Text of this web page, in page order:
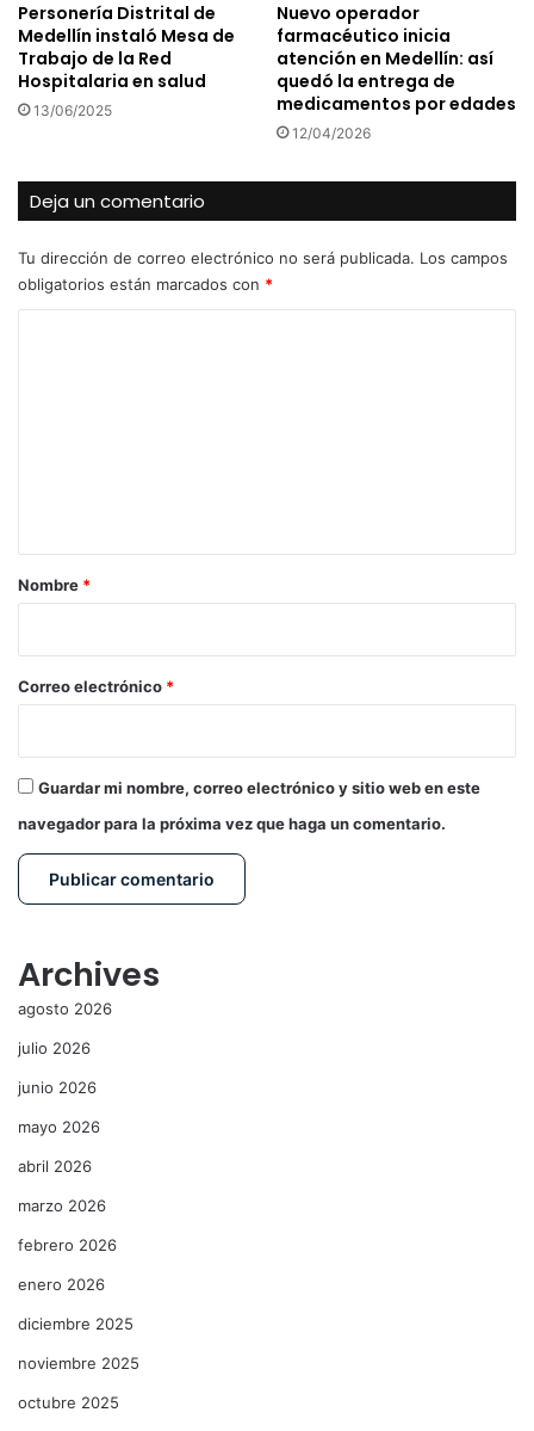
Personería Distrital de
Medellín instaló Mesa de
Trabajo de la Red
Hospitalaria en salud
13/06/2025
Nuevo operador
farmacéutico inicia
atención en Medellín: así
quedó la entrega de
medicamentos por edades
12/04/2026
Deja un comentario
Tu dirección de correo electrónico no será publicada. Los campos
obligatorios están marcados con *
r
*
Nombre *
Correo electrónico *
Guardar mi nombre, correo electrónico y sitio web en este
navegador para la próxima vez que haga un comentario.
Archives
agosto 2026
julio 2026
junio 2026
mayo 2026
abril 2026
marzo 2026
febrero 2026
enero 2026
diciembre 2025
noviembre 2025
octubre 2025